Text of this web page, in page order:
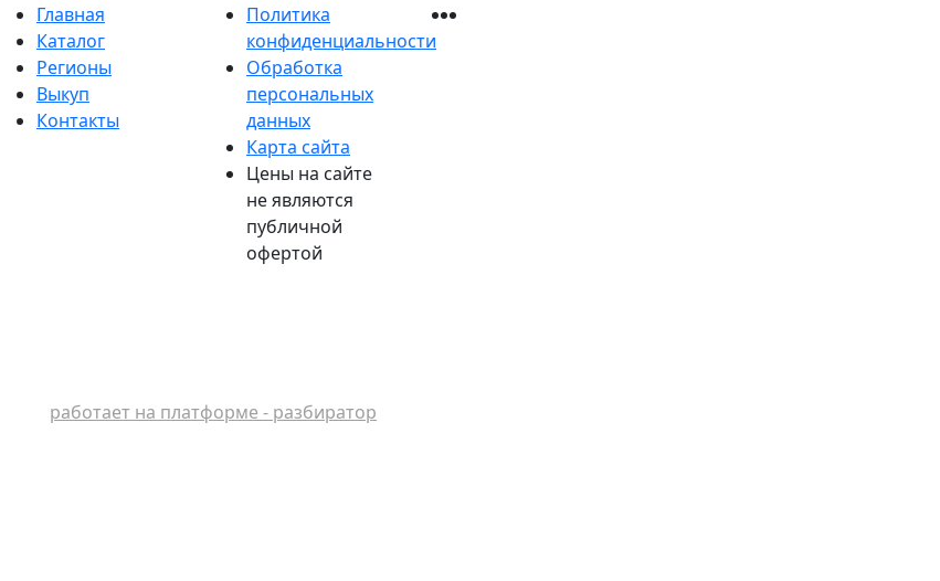
Главная
Каталог
Регионы
Выкуп
Контакты
Политика
конфиденциальности
Обработка
персональных
данных
Карта сайта
Цены на сайте
не являются
публичной
офертой
работает на платформе - разбиратор